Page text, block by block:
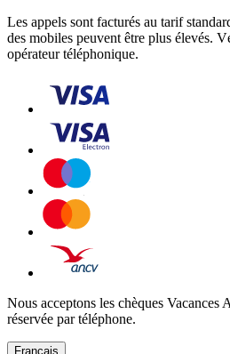
Les appels sont facturés au tarif
des mobiles peuvent être plus élevés.
opérateur téléphonique.
Nous acceptons les chèques
réservée par téléphone.
Français